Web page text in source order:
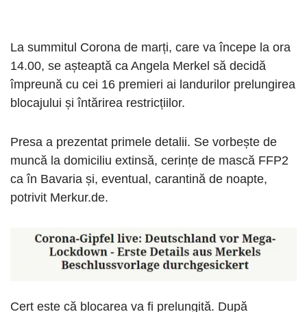
La summitul Corona de marți, care va începe la ora
14.00, se așteaptă ca Angela Merkel să decidă
împreună cu cei 16 premieri ai landurilor prelungirea
blocajului și întărirea restricțiilor.
Presa a prezentat primele detalii. Se vorbește de
muncă la domiciliu extinsă, cerințe de mască FFP2
ca în Bavaria și, eventual, carantină de noapte,
potrivit Merkur.de.
Cert este că blocarea va fi prelungită. După